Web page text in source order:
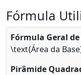
Fórmula
Fórmula Geral
\text{Área da
Pirâmide